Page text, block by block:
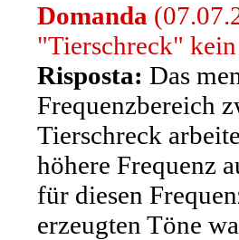
Domanda
"Tierschreck"
Risposta: Das
Frequenzbereich
Tierschreck
höhere Frequenz
für diesen
erzeugten Töne